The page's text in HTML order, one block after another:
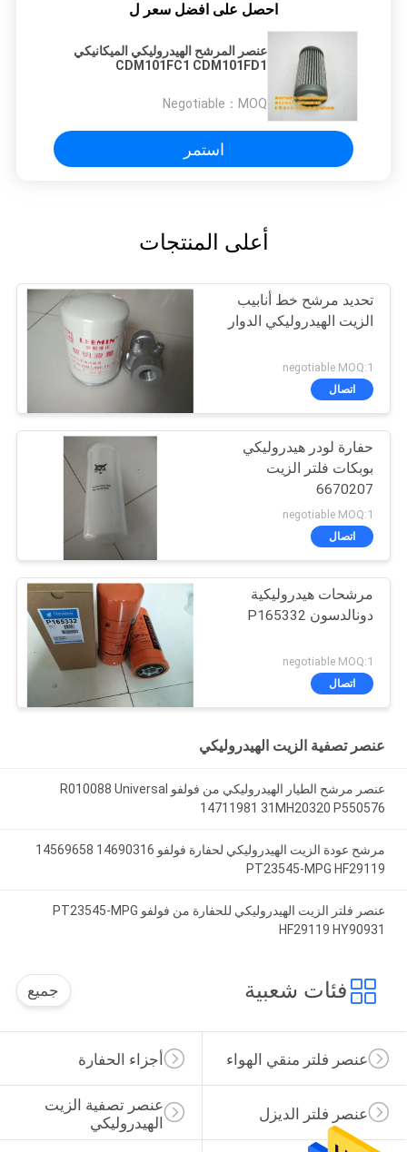
احصل على افضل سعر ل
عنصر المرشح الهيدروليكي الميكانيكي
CDM101FC1 CDM101FD1
MOQ：
Negotiable
استمر
أعلى المنتجات
تحديد مرشح خط أنابيب
الزيت الهيدروليكي الدوار
negotiable MOQ:1
اتصال
حفارة لودر هيدروليكي
بوبكات فلتر الزيت
6670207
negotiable MOQ:1
اتصال
مرشحات هيدروليكية
دونالدسون P165332
negotiable MOQ:1
اتصال
عنصر تصفية الزيت الهيدروليكي
عنصر مرشح الطيار الهيدروليكي من فولفو R010088 Universal
14711981 31MH20320 P550576
مرشح عودة الزيت الهيدروليكي لحفارة فولفو 14690316 14569658
PT23545-MPG HF29119
عنصر فلتر الزيت الهيدروليكي للحفارة من فولفو PT23545-MPG
HF29119 HY90931
فئات شعبية جميع
أجزاء الحفارة عنصر فلتر منقي الهواء
عنصر تصفية الزيت
الهيدروليكي
عنصر فلتر الديزل